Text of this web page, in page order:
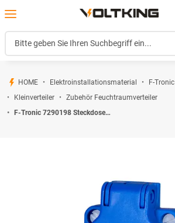
HOME Elektroinstallationsmaterial F-Tronic
Kleinverteiler
Zubehör Feuchtraumverteiler
F-Tronic 7290198 Steckdosen-Set für Neptun